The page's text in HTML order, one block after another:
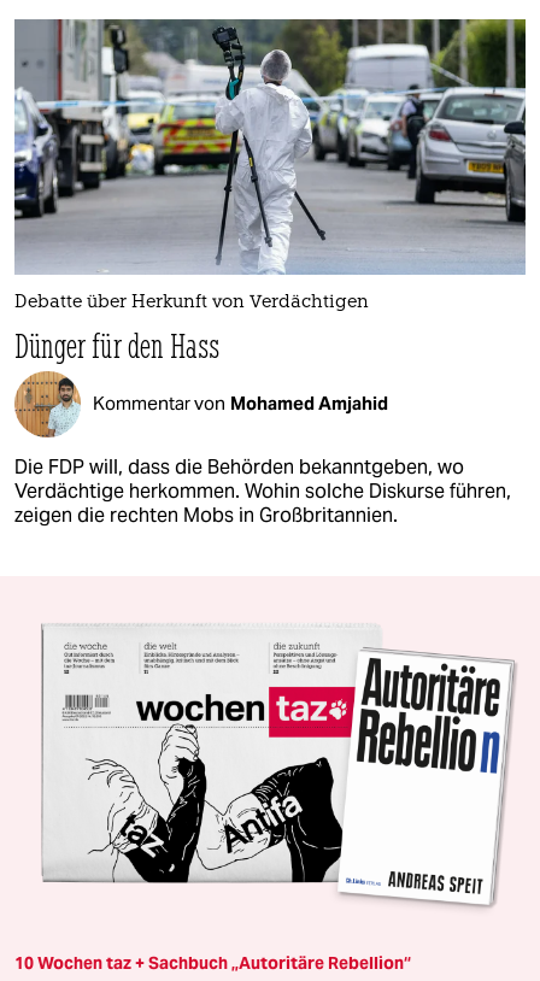
Debatte über Herkunft von Verdächtigen
Dünger für den Hass
Kommentar von Mohamed Amjahid
Die FDP will, dass die Behörden bekanntgeben, wo
Verdächtige herkommen. Wohin solche Diskurse führen,
zeigen die rechten Mobs in Großbritannien.
10 Wochen taz + Sachbuch „Autoritäre Rebellion“